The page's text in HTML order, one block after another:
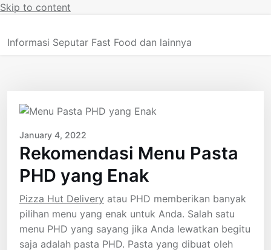
Skip to content
Informasi Seputar Fast Food dan lainnya
January 4, 2022
Rekomendasi Menu Pasta
PHD yang Enak
Pizza Hut Delivery atau PHD memberikan banyak
pilihan menu yang enak untuk Anda. Salah satu
menu PHD yang sayang jika Anda lewatkan begitu
saja adalah pasta PHD. Pasta yang dibuat oleh